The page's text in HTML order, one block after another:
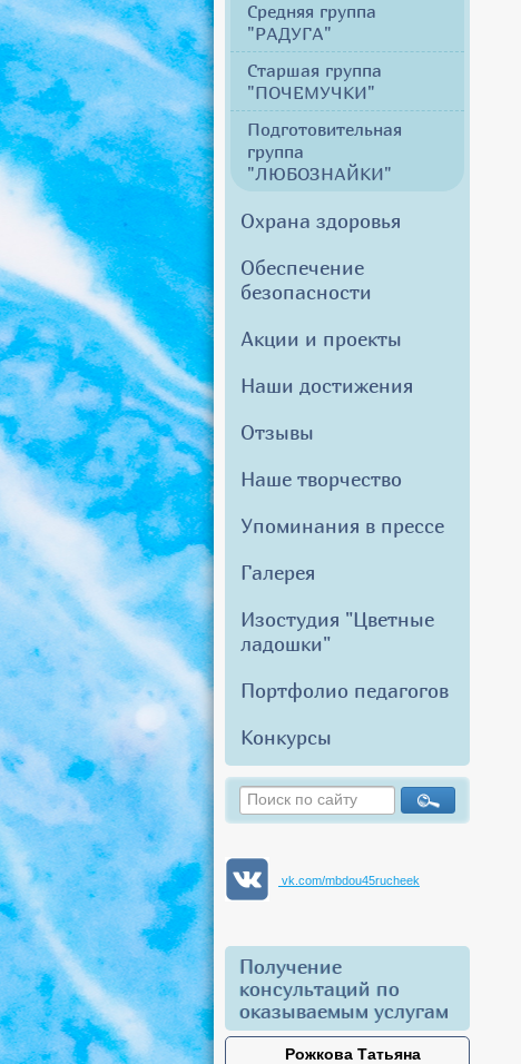
Средняя группа
"РАДУГА"
Старшая группа
"ПОЧЕМУЧКИ"
Подготовительная
группа
"ЛЮБОЗНАЙКИ"
Охрана здоровья
Обеспечение
безопасности
Акции и проекты
Наши достижения
Отзывы
Наше творчество
Упоминания в прессе
Галерея
Изостудия "Цветные
ладошки"
Портфолио педагогов
Конкурсы
vk.com/mbdou45rucheek
Получение
консультаций по
оказываемым услугам
Рожкова Татьяна